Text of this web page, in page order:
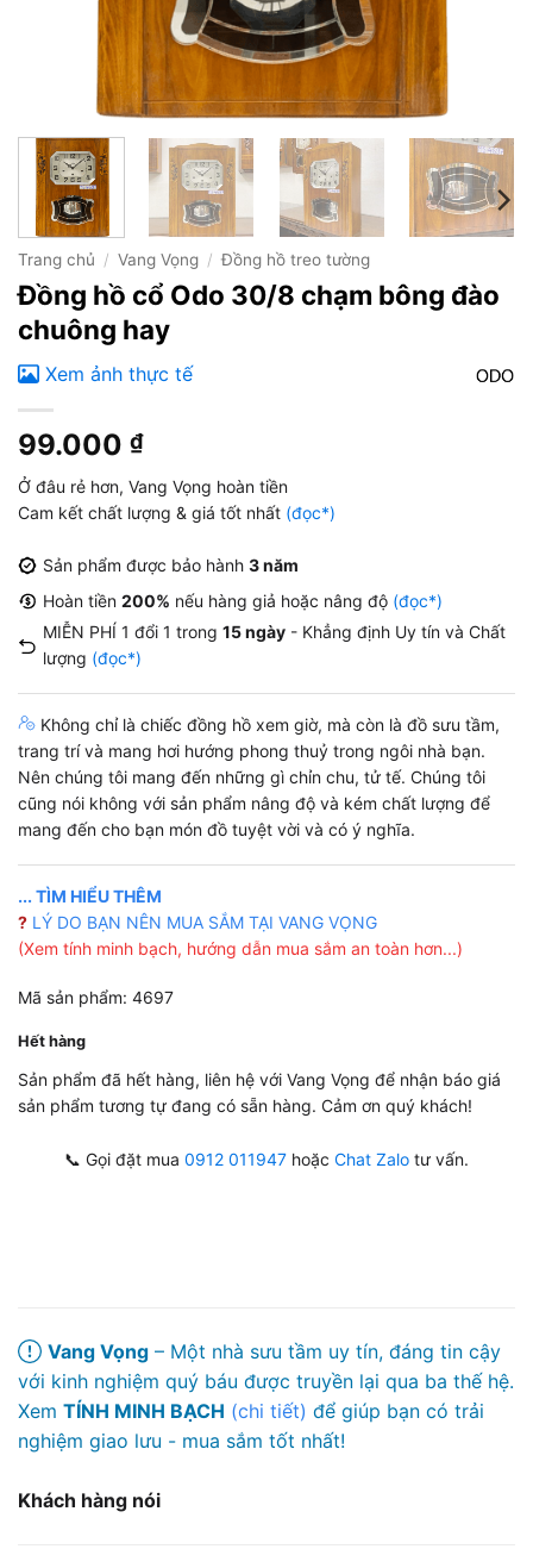
Trang chủ / Vang Vọng / Đồng hồ treo tường
Đồng hồ cổ Odo 30/8 chạm bông đào
chuông hay
Xem ảnh thực tế
99.000 ₫
Ở đâu rẻ hơn, Vang Vọng hoàn tiền
Cam kết chất lượng & giá tốt nhất (đọc*)
Sản phẩm được bảo hành 3 năm
Hoàn tiền 200% nếu hàng giả hoặc nâng độ (đọc*)
MIỄN PHÍ 1 đổi 1 trong 15 ngày - Khẳng định Uy tín và Chất
lượng (đọc*)
Không chỉ là chiếc đồng hồ xem giờ, mà còn là đồ sưu tầm,
trang trí và mang hơi hướng phong thuỷ trong ngôi nhà bạn.
Nên chúng tôi mang đến những gì chỉn chu, tử tế. Chúng tôi
cũng nói không với sản phẩm nâng độ và kém chất lượng để
mang đến cho bạn món đồ tuyệt vời và có ý nghĩa.
... TÌM HIỂU THÊM
? LÝ DO BẠN NÊN MUA SẮM TẠI VANG VỌNG
(Xem tính minh bạch, hướng dẫn mua sắm an toàn hơn...)
Mã sản phẩm: 4697
Hết hàng
Sản phẩm đã hết hàng, liên hệ với Vang Vọng để nhận báo giá
sản phẩm tương tự đang có sẵn hàng. Cảm ơn quý khách!
📞 Gọi đặt mua 0912 011947 hoặc Chat Zalo tư vấn.
Vang Vọng – Một nhà sưu tầm uy tín, đáng tin cậy
với kinh nghiệm quý báu được truyền lại qua ba thế hệ.
Xem TÍNH MINH BẠCH (chi tiết) để giúp bạn có trải
nghiệm giao lưu - mua sắm tốt nhất!
Khách hàng nói